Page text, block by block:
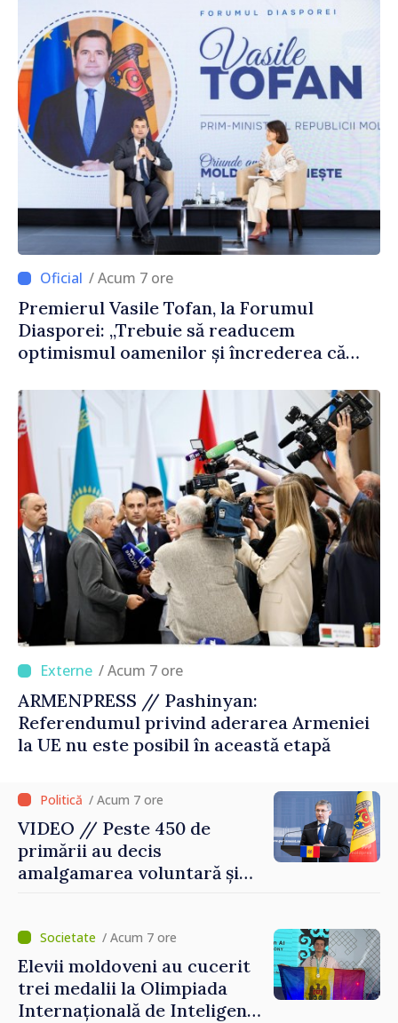
/ Acum 7 ore
Premierul Vasile Tofan, la Forumul
Diasporei: „Trebuie să readucem
optimismul oamenilor și încrederea că
corectă”
/ Acum 7 ore
ARMENPRESS // Pashinyan:
Referendumul privind aderarea Armeniei
la UE nu este posibil în această etapă
/ Acum 7 ore
VIDEO // Peste 450 de
primării au decis
amalgamarea voluntară și
Grosu: „Este important să
depășim blocajele și să dăm o
șansă localităților să se
dezvolte”
/ Acum 7 ore
Elevii moldoveni au cucerit
trei medalii la Olimpiada
Internațională de Inteligență